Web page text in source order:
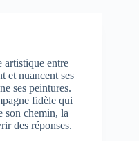
entre
et nuancent ses
ses peintures.
fidèle qui
son chemin, la
des réponses.